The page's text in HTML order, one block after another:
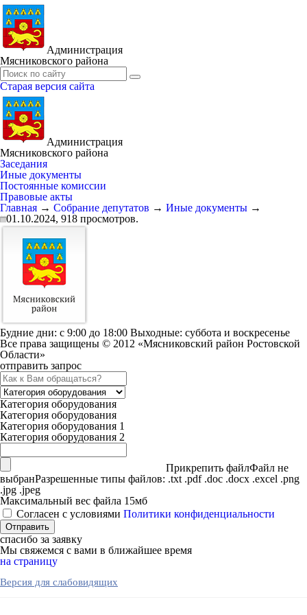
Администрация
Мясниковского района
Старая версия сайта
Администрация
Мясниковского района
Заседания
Иные документы
Постоянные комиссии
Правовые акты
Главная → Собрание депутатов → Иные документы →
01.10.2024, 918 просмотров.
Будние дни: c 9:00 до 18:00 Выходные: суббота и воскресенье
Все права защищены © 2012 «Мясниковский район Ростовской
Области»
отправить запрос
Категория оборудования
Категория оборудования
Категория оборудования 1
Категория оборудования 2
Прикрепить файлФайл не
выбранРазрешенные типы файлов: .txt .pdf .doc .docx .excel .png
.jpg .jpeg
Максимальный вес файла 15мб
Согласен с условиями Политики конфиденциальности
спасибо за заявку
Мы свяжемся с вами в ближайшее время
на страницу
Версия для слабовидящих